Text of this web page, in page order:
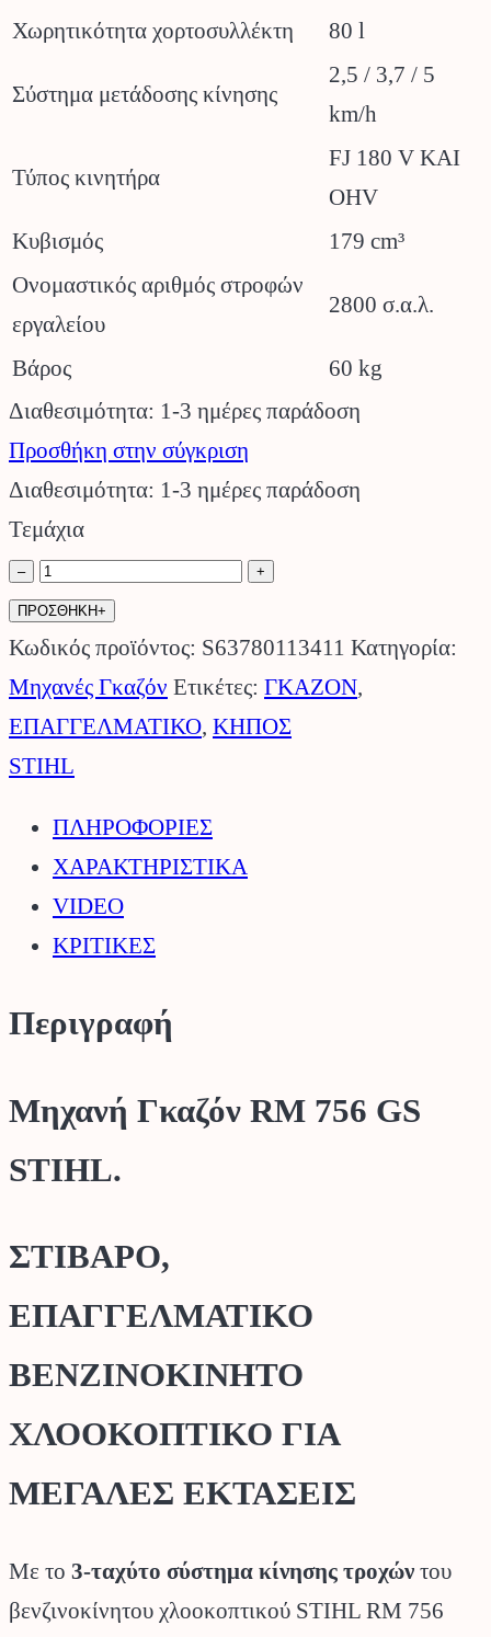
Χωρητικότητα χορτοσυλλέκτη
80 l
Σύστημα μετάδοσης κίνησης
2,5 / 3,7 / 5
km/h
Τύπος κινητήρα
FJ 180 V KAI
OHV
Κυβισμός
179 cm³
Ονομαστικός αριθμός στροφών
εργαλείου
2800 σ.α.λ.
Βάρος
60 kg
Διαθεσιμότητα: 1-3 ημέρες παράδοση
Προσθήκη στην σύγκριση
Διαθεσιμότητα: 1-3 ημέρες παράδοση
Τεμάχια
–
Μηχανή
Γκαζόν
RM
756
GS
STIHL.
+
ΠΡΟΣΘΗΚΗ+
Κωδικός προϊόντος: S63780113411 Κατηγορία:
Μηχανές Γκαζόν Ετικέτες: ΓΚΑΖΟΝ,
ΕΠΑΓΓΕΛΜΑΤΙΚΟ, ΚΗΠΟΣ
STIHL
ΠΛΗΡΟΦΟΡΙΕΣ
ΧΑΡΑΚΤΗΡΙΣΤΙΚΑ
VIDEO
ΚΡΙΤΙΚΕΣ
Περιγραφή
Μηχανή Γκαζόν RM 756 GS
STIHL.
ΣΤΙΒΑΡΟ,
ΕΠΑΓΓΕΛΜΑΤΙΚΟ
ΒΕΝΖΙΝΟΚΙΝΗΤΟ
ΧΛΟΟΚΟΠΤΙΚΟ ΓΙΑ
ΜΕΓΑΛΕΣ ΕΚΤΑΣΕΙΣ
Με το 3-ταχύτο σύστημα κίνησης τροχών του
βενζινοκίνητου χλοοκοπτικού STIHL RM 756